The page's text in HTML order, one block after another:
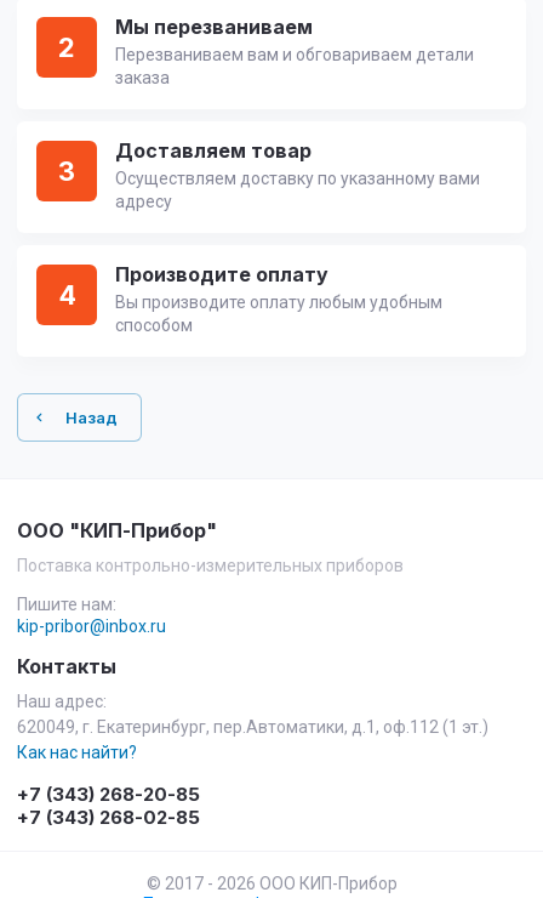
2
Мы перезваниваем
Перезваниваем вам и обговариваем детали
заказа
3
Доставляем товар
Осуществляем доставку по указанному вами
адресу
4
Производите оплату
Вы производите оплату любым удобным
способом
Назад
ООО "КИП-Прибор"
Поставка контрольно-измерительных приборов
Пишите нам:
kip-pribor@inbox.ru
Контакты
Наш адрес:
620049, г. Екатеринбург, пер.Автоматики, д.1, оф.112 (1 эт.)
Как нас найти?
+7 (343) 268-20-85
+7 (343) 268-02-85
© 2017 - 2026 ООО КИП-Прибор